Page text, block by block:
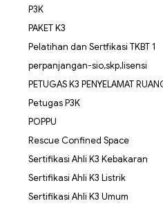
P3K
PAKET K3
Pelatihan dan Sertfikasi TKBT 1
perpanjangan-sio,skp,lisensi
PETUGAS K3 PENYELAMAT
Petugas P3K
POPPU
Rescue Confined Space
Sertifikasi Ahli K3 Kebakaran
Sertifikasi Ahli K3 Listrik
Sertifikasi Ahli K3 Umum